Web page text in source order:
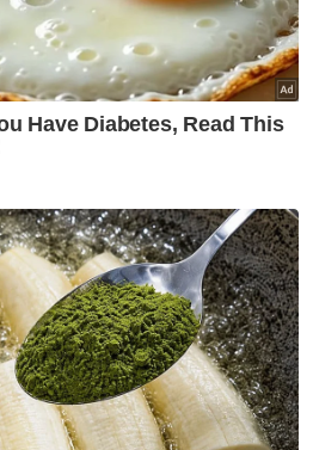
rasuah dibanteras.
mencontohi
memastikan pekerja
akibat ketidakpuasan
keadaan kerja.
wajib
sedalam mungkin
bebas dari rasuah,
dengan hulur duit
akan ke mana,”